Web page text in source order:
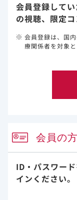
作用機序
臨床成績
コンテンツライブ
コンテンツ検索
会員登録して
の視聴、限定コ
会員登録は、国
療関係者を対象と
会員の方
ID・パスワード
インください。